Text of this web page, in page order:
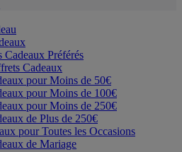
Cadeaux Préférés
Cadeaux
pour Moins de 50€
pour Moins de 100€
pour Moins de 250€
de Plus de 250€
pour Toutes les Occasions
de Mariage